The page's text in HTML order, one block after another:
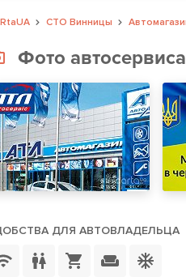
СТО Винницы
Фото автосервиса
ДЛЯ АВТОВЛАДЕЛЬЦА